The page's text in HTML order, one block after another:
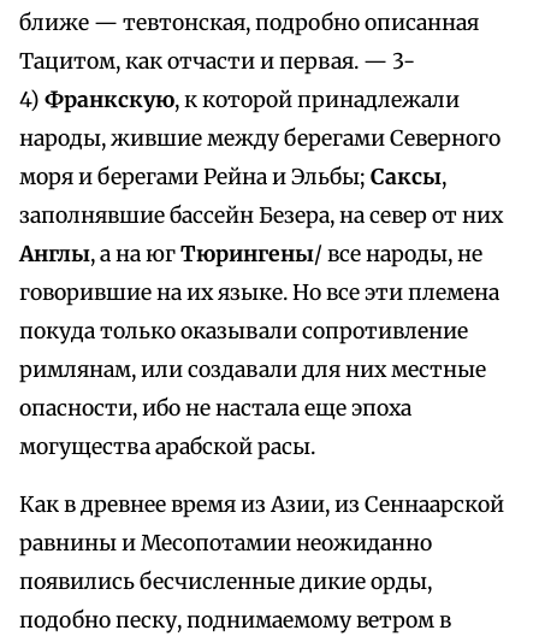
ближе — тевтонская, подробно описанная
Тацитом, как отчасти и первая. — 3-
4) Франкскую, к которой принадлежали
народы, жившие между берегами Северного
моря и берегами Рейна и Эльбы; Саксы,
заполнявшие бассейн Безера, на север от них
Англы, а на югТюрингены/ все народы, не
говорившие на их языке. Но все эти племена
покуда только оказывали сопротивление
римлянам, или создавали для них местные
опасности, ибо не настала еще эпоха
могущества арабской расы.
Как в древнее время из Азии, из Сеннаарской
равнины и Месопотамии неожиданно
появились бесчисленные дикие орды,
подобно песку, поднимаемому ветром в